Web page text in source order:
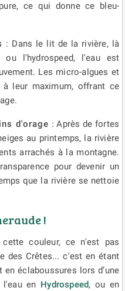
ce qui donne ce bleu-
: Dans le lit de la rivière, là
l'hydrospeed, l'eau est
Les micro-algues et
leur maximum, offrant ce
d'orage : Après de fortes
au printemps, la rivière
arrachés à la montagne.
pour devenir un
que la rivière se nettoie
!
couleur, ce n'est pas
des Crêtes... c'est en étant
éclaboussures lors d’une
en Hydrospeed, ou en